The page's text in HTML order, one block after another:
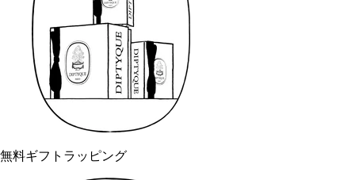
無料ギフトラッピング